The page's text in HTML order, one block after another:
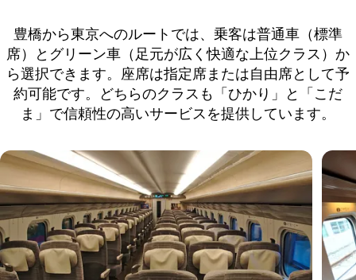
豊橋から東京へのルートでは、乗客は普通車（標準
席）とグリーン車（足元が広く快適な上位クラス）か
ら選択できます。座席は指定席または自由席として予
約可能です。どちらのクラスも「ひかり」と「こだ
ま」で信頼性の高いサービスを提供しています。